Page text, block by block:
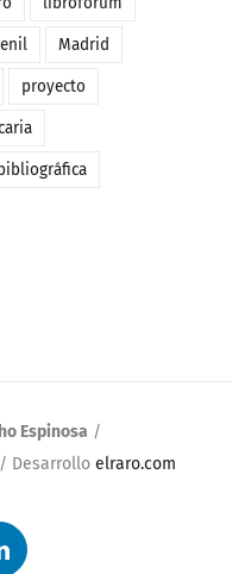
Madrid
proyecto
Espinosa /
/ Desarrollo elraro.com
LinkedIn